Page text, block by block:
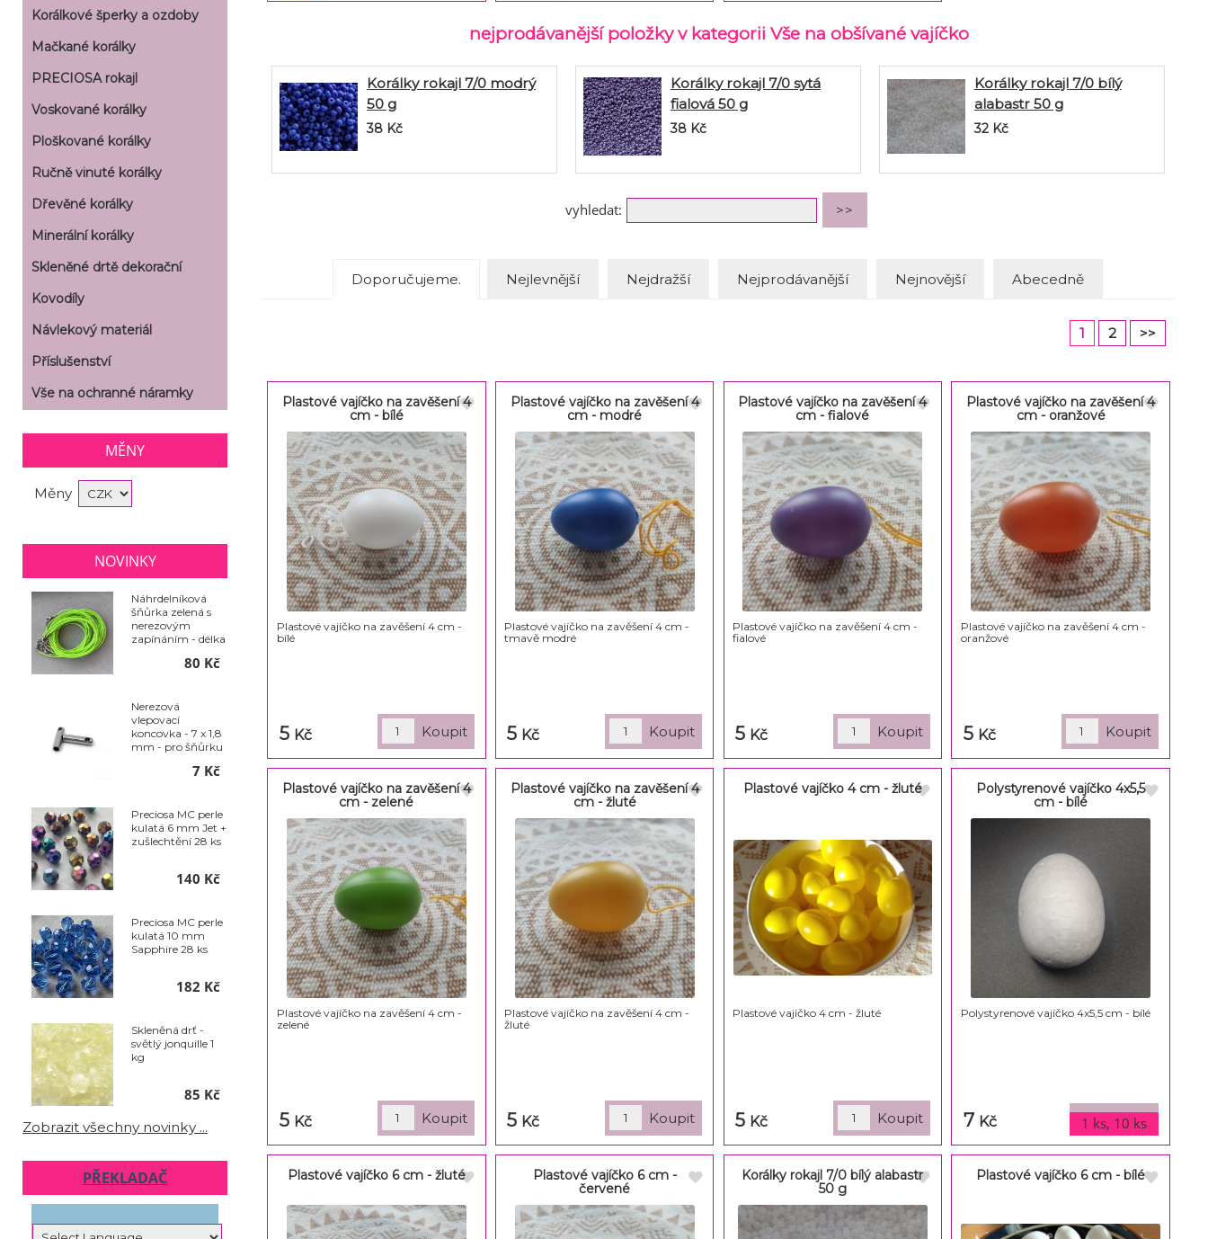
nejprodávanější položky v kategorii Vše na obšívané vajíčko
Korálky rokajl 7/0 modrý
50 g
38 Kč
Korálky rokajl 7/0 sytá
fialová 50 g
38 Kč
Korálky rokajl 7/0 bílý
alabastr 50 g
32 Kč
vyhledat:
Doporučujeme. Nejlevnější Nejdražší Nejprodávanější Nejnovější Abecedně
1 2 >>
Plastové vajíčko na zavěšení 4
cm - bílé
Plastové vajíčko na zavěšení 4 cm -
bílé
5 Kč
Plastové vajíčko na zavěšení 4
cm - modré
Plastové vajíčko na zavěšení 4 cm -
tmavě modré
5 Kč
Plastové vajíčko na zavěšení 4
cm - fialové
Plastové vajíčko na zavěšení 4 cm -
fialové
5 Kč
Plastové vajíčko na zavěšení 4
cm - oranžové
Plastové vajíčko na zavěšení 4 cm -
oranžové
5 Kč
Plastové vajíčko na zavěšení 4
cm - zelené
Plastové vajíčko na zavěšení 4 cm -
zelené
5 Kč
Plastové vajíčko na zavěšení 4
cm - žluté
Plastové vajíčko na zavěšení 4 cm -
žluté
5 Kč
Plastové vajíčko 4 cm - žluté
Plastové vajíčko 4 cm - žluté
5 Kč
Polystyrenové vajíčko 4x5,5
cm - bílé
Polystyrenové vajíčko 4x5,5 cm - bílé
varianty
1 ks, 10 ks
7 Kč
Plastové vajíčko 6 cm - žluté
Plastové vajíčko 6 cm -
červené
Korálky rokajl 7/0 bílý alabastr
50 g
Plastové vajíčko 6 cm - bílé
Korálkové šperky a ozdoby
Mačkané korálky
PRECIOSA rokajl
Voskované korálky
Ploškované korálky
Ručně vinuté korálky
Dřevěné korálky
Minerální korálky
Skleněné drtě dekorační
Kovodíly
Návlekový materiál
Příslušenství
Vše na ochranné náramky
MĚNY
Měny
NOVINKY
Náhrdelníková
šňůrka zelená s
nerezovým
zapínáním - délka
80 Kč
Nerezová
vlepovací
koncovka - 7 x 1,8
mm - pro šňůrku
7 Kč
Preciosa MC perle
kulatá 6 mm Jet +
zušlechtění 28 ks
140 Kč
Preciosa MC perle
kulatá 10 mm
Sapphire 28 ks
182 Kč
Skleněná drť -
světlý jonquille 1
kg
85 Kč
Zobrazit všechny novinky ...
PŘEKLADAČ